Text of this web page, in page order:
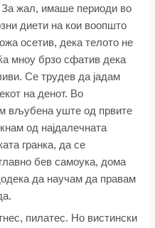
За жал, имаше периоди во
диети на кои воопшто
осетив, дека телото не
мноу брзо сфатив дека
Се трудев да јадам
на денот. Во
вљубена уште од првите
од најдалечната
гранка, да се
бев самоука, дома
да научам да правам
пилатес. Но вистински